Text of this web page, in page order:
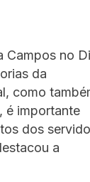
Campos no
da
como
é importante
dos
a